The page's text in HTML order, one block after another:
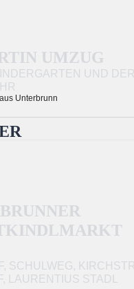
UMZUG
UND DER
Unterbrunn
SCHULWEG,
LAURENTIUS STADL